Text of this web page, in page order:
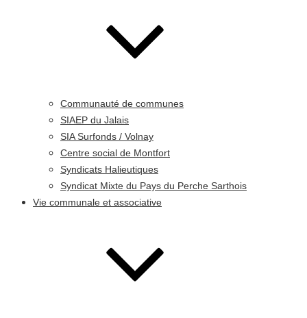
Communauté de communes
SIAEP du Jalais
SIA Surfonds / Volnay
Centre social de Montfort
Syndicats Halieutiques
Syndicat Mixte du Pays du Perche Sarthois
Vie communale et associative